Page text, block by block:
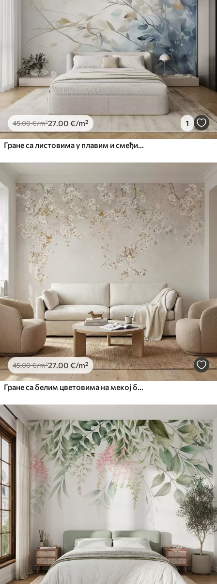
45.00€/m²27.00 €/m² 1
Гране са листовима у плавим и смеђим тоновима, светле позадине, меке и нежне, акварел стил
45.00€/m²27.00 €/m²
Гране са белим цветовима на мекој беж позадини